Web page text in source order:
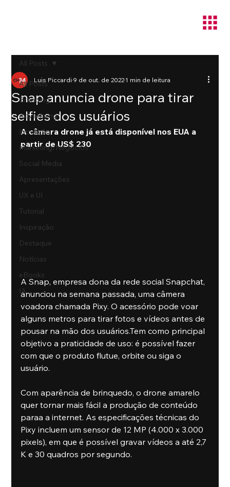
All Posts
Branding
Advertising
Inovação
Marketing/Negócios
Social Media
Apresentações
UX e UI
Tutorial
Inspiração
Destaque
Notícias
eBooks
IA
All Posts
Snap anuncia drone para tirar
selfies dos usuários
Luis Piccardi9 de out. de 20221 min de leitura
A câmera drone já está disponível nos EUA a
partir de US$ 230
A Snap, empresa dona da rede social Snapchat,
anunciou na semana passada, uma câmera
voadora chamada Pixy. O acessório pode voar
alguns metros para tirar fotos e vídeos antes de
pousar na mão dos usuários.Tem como principal
objetivo a praticidade de uso: é possível fazer
com que o produto flutue, orbite ou siga o
usuário.
Com aparência de brinquedo, o drone amarelo
quer tornar mais fácil a produção de conteúdo
paraa a internet. As especificações técnicas do
Pixy incluem um sensor de 12 MP (4.000 x 3.000
pixels), em que é possível gravar vídeos a até 2,7
K e 30 quadros por segundo.